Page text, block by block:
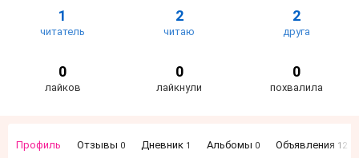
1
читатель
2
читаю
2
друга
0
лайков
0
лайкнули
0
похвалила
Профиль Отзывы 0 Дневник 1 Альбомы 0 Объявления 12